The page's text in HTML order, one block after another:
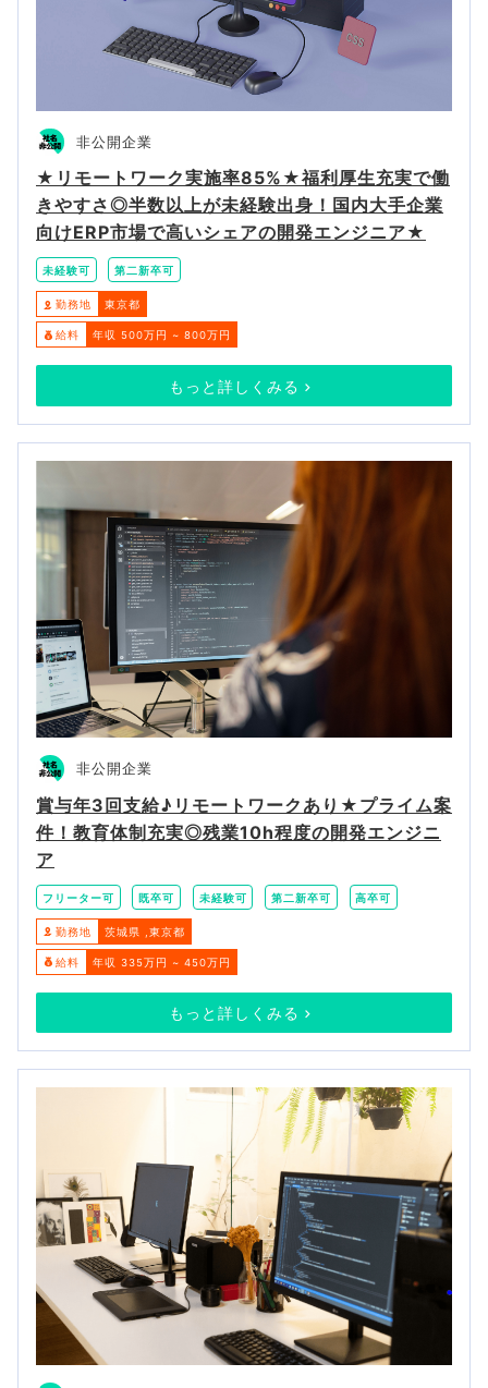
非公開企業
★リモートワーク実施率85%★福利厚生充実で働
きやすさ◎半数以上が未経験出身！国内大手企業
向けERP市場で高いシェアの開発エンジニア★
未経験可 第二新卒可
勤務地 東京都
給料 年収 500万円 ~ 800万円
もっと詳しくみる
非公開企業
賞与年3回支給♪リモートワークあり★プライム案
件！教育体制充実◎残業10h程度の開発エンジニ
ア
フリーター可 既卒可 未経験可 第二新卒可 高卒可
勤務地 茨城県 東京都
給料 年収 335万円 ~ 450万円
もっと詳しくみる